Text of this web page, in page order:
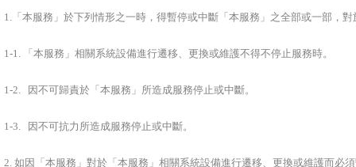
1.「本服務」於下列情形之一時，得暫停或中斷「本服務」之全部或一部，
1-1. 「本服務」相關系統設備進行遷移、更換或維護不得不停止服務時。
1-2. 因不可歸責於「本服務」所造成服務停止或中斷。
1-3. 因不可抗力所造成服務停止或中斷。
2. 如因「本服務」對於「本服務」相關系統設備進行遷移、更換或維護而必